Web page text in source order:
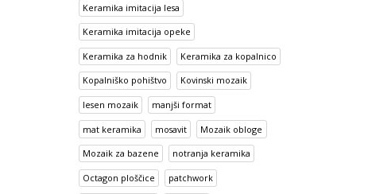
Keramika imitacija lesa
Keramika imitacija opeke
Keramika za hodnik Keramika za kopalnico
Kopalniško pohištvo Kovinski mozaik
lesen mozaik manjši format
mat keramika mosavit Mozaik obloge
Mozaik za bazene notranja keramika
Octagon ploščice patchwork